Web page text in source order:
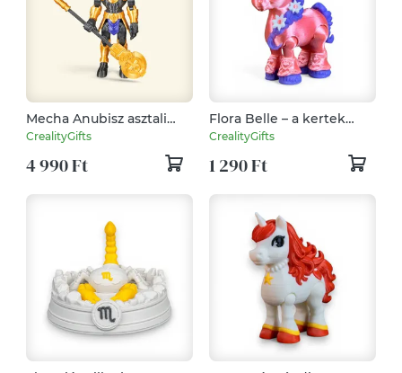
Mecha Anubisz asztali
figura – beállítható
pózokkal
CrealityGifts
4 990 Ft
Flora Belle – a kertek
varázslatos virágos
unikornisa mozgatható
lábakkal
CrealityGifts
1 290 Ft